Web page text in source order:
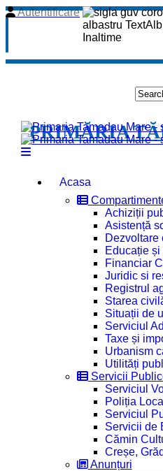
Autentificare
PRIMĂRIA
Acasa
Achiziții
Asistență
Dezvoltare
Educație și
Financiar
Juridic si
Registrul
Starea
Situații de
Serviciul
Taxe și
Urbanism
Utilități
Servicii
Serviciul
Poliția
Serviciul
Servicii de
Cămin
Creșe,
Anunțuri